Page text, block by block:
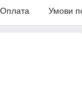
Оплата Умови